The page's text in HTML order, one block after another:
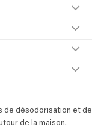
de désodorisation et de
de la maison.